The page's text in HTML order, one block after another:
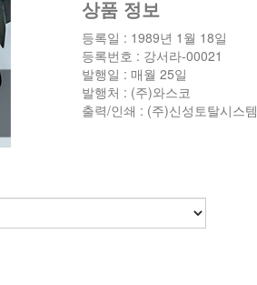
상품 정보
등록일 : 1989년 1월 18일
등록번호 : 강서라-00021
발행일 : 매월 25일
발행처 : (주)와스코
출력/인쇄 : (주)신성토탈시스템